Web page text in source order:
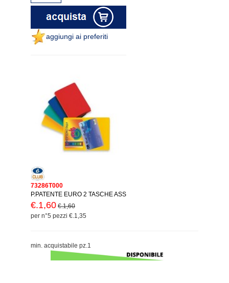
aggiungi ai preferiti
73286T000
P.PATENTE EURO 2 TASCHE ASS
€.1,60 €.1,60
per n°5 pezzi €.1,35
min. acquistabile pz.1